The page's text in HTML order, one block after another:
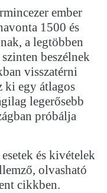
ember
1500 és
a legtöbben
beszélnek
visszatérni
ki egy átlagos
legerősebb
próbálja
és kivételek
olvasható
cikkben.